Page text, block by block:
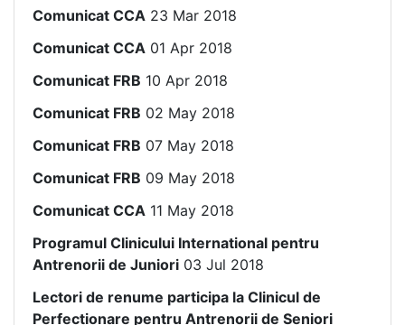
Comunicat CCA 23 Mar 2018
Comunicat CCA 01 Apr 2018
Comunicat FRB 10 Apr 2018
Comunicat FRB 02 May 2018
Comunicat FRB 07 May 2018
Comunicat FRB 09 May 2018
Comunicat CCA 11 May 2018
Programul Clinicului International pentru
Antrenorii de Juniori 03 Jul 2018
Lectori de renume participa la Clinicul de
Perfectionare pentru Antrenorii de Seniori